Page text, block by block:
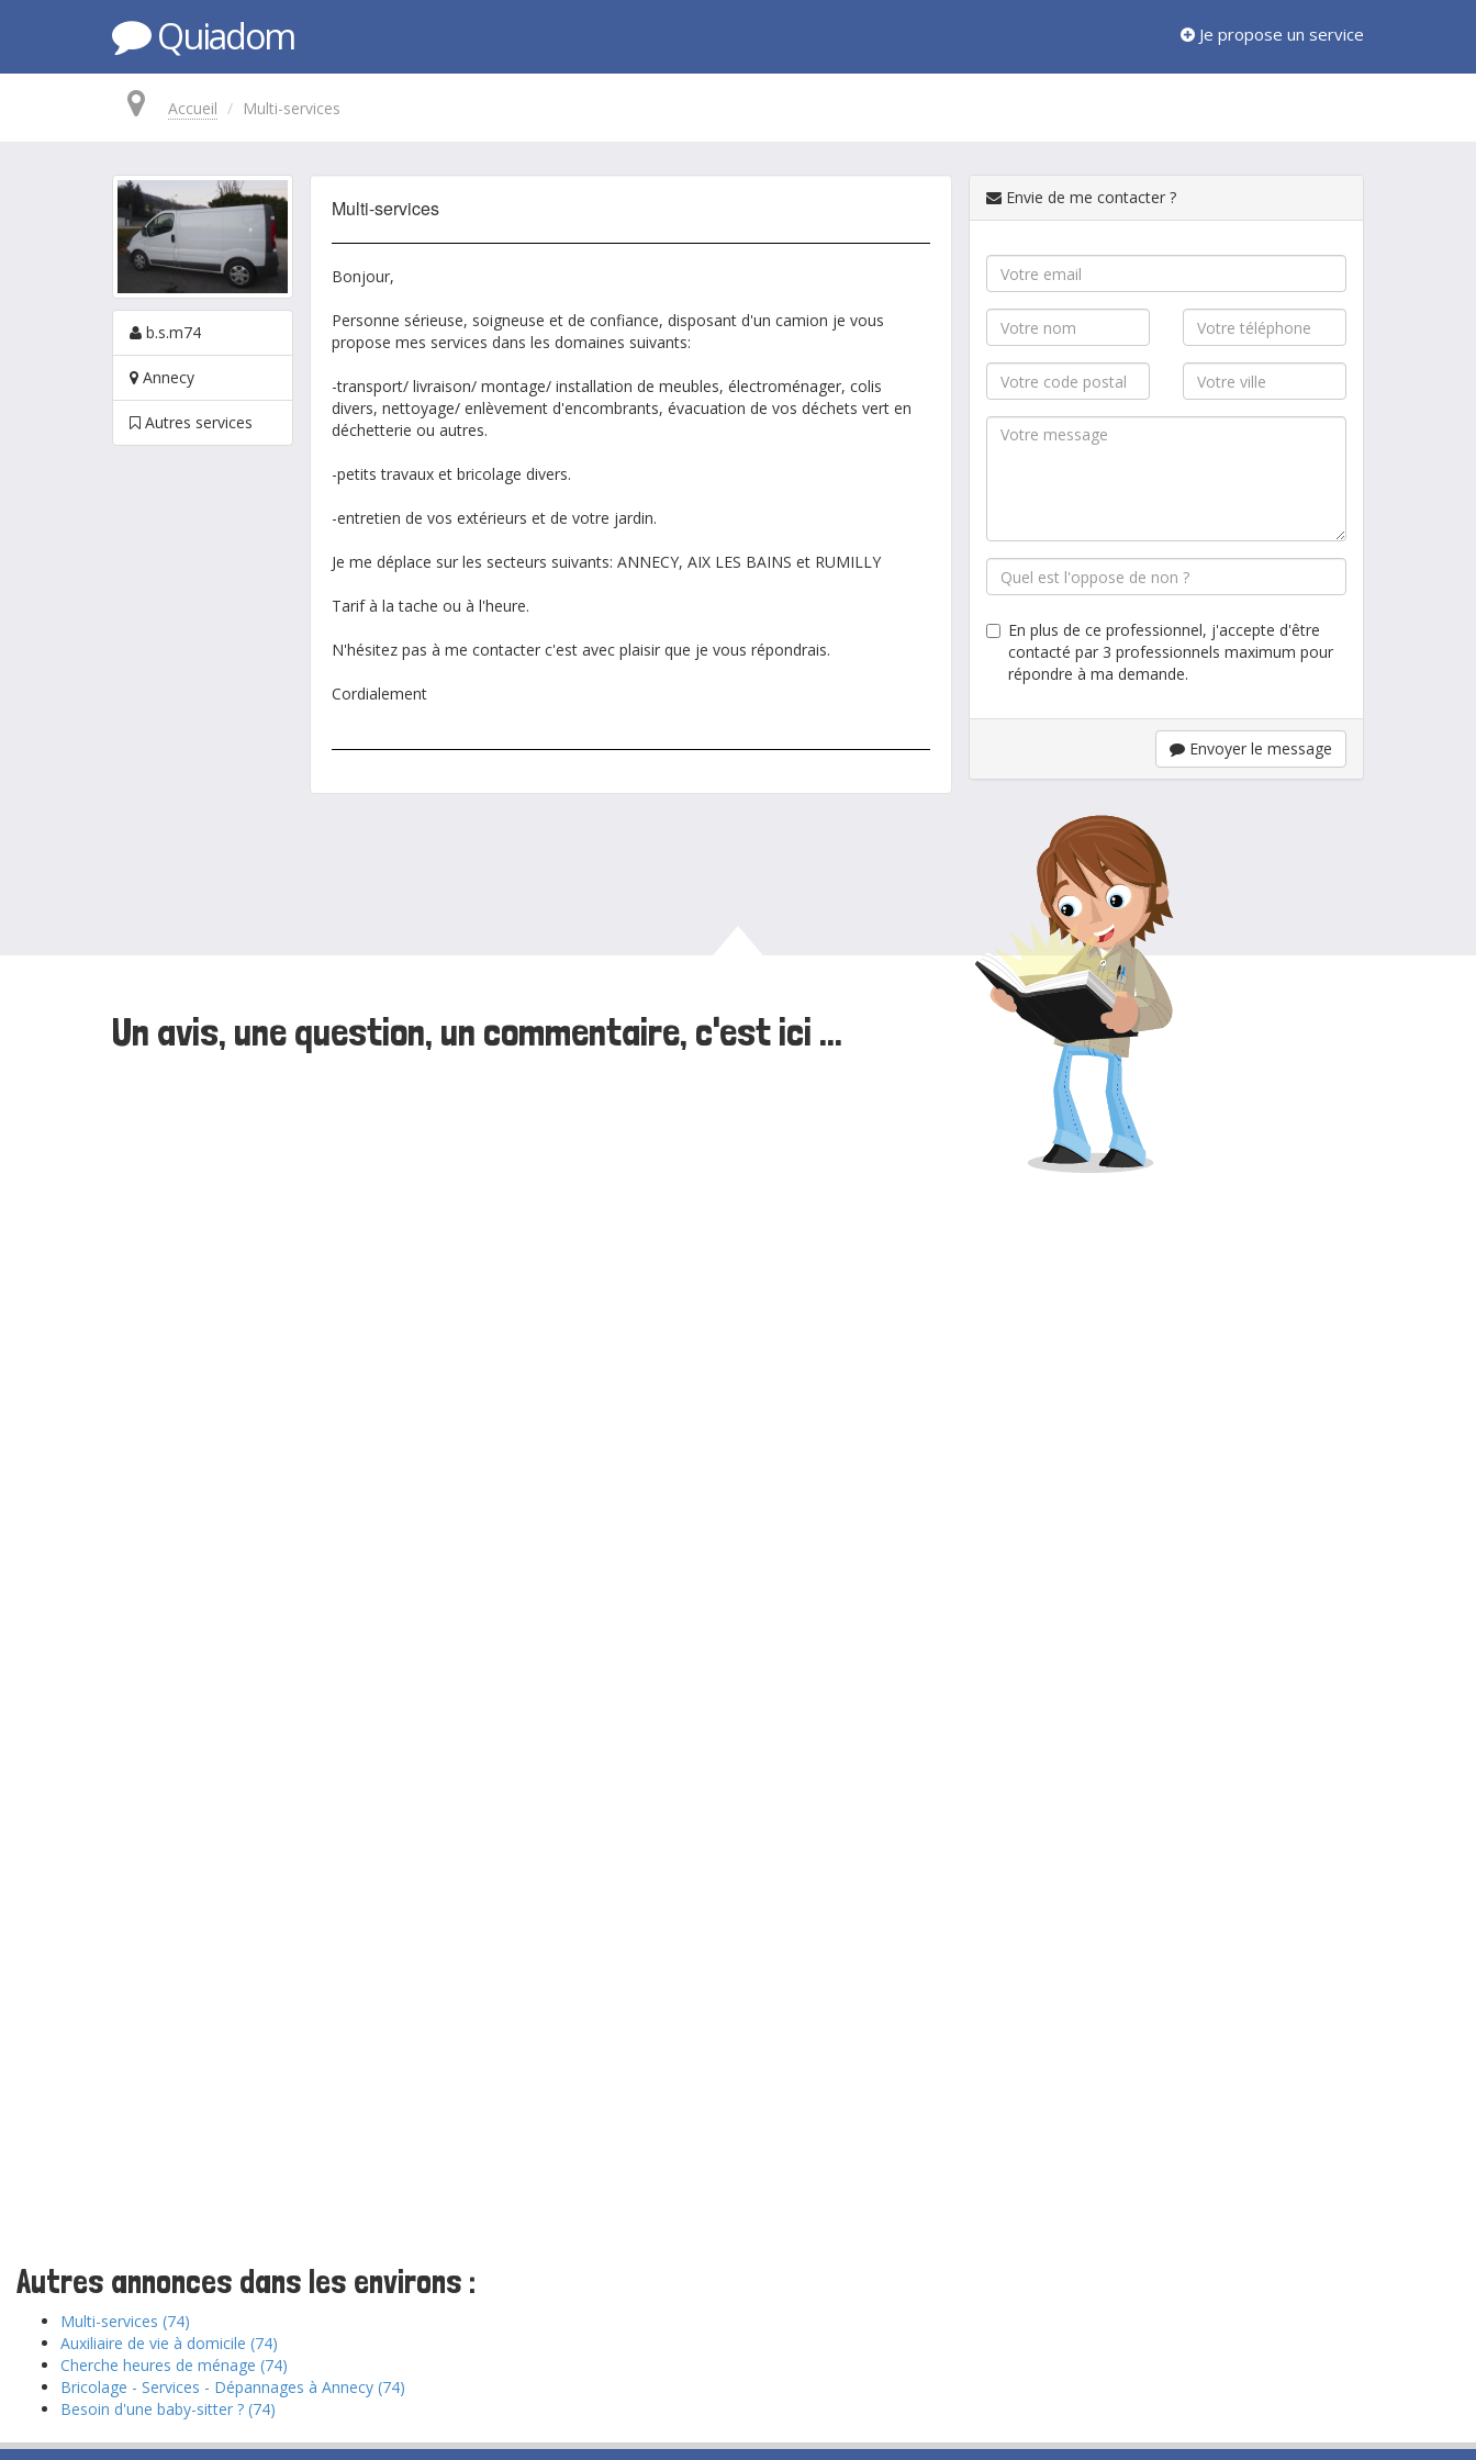
Quiadom Je propose un service
Accueil Multi-services
b.s.m74
Annecy
Autres services
Multi-services
Bonjour,
Personne sérieuse, soigneuse et de confiance, disposant d'un camion je vous
propose mes services dans les domaines suivants:
-transport/ livraison/ montage/ installation de meubles, électroménager, colis
divers, nettoyage/ enlèvement d'encombrants, évacuation de vos déchets vert en
déchetterie ou autres.
-petits travaux et bricolage divers.
-entretien de vos extérieurs et de votre jardin.
Je me déplace sur les secteurs suivants: ANNECY, AIX LES BAINS et RUMILLY
Tarif à la tache ou à l'heure.
N'hésitez pas à me contacter c'est avec plaisir que je vous répondrais.
Cordialement
Envie de me contacter ?
En plus de ce professionnel, j'accepte d'être
contacté par 3 professionnels maximum pour
répondre à ma demande.
Envoyer le message
Un avis, une question, un commentaire, c'est ici ...
Autres annonces dans les environs :
Multi-services (74)
Auxiliaire de vie à domicile (74)
Cherche heures de ménage (74)
Bricolage - Services - Dépannages à Annecy (74)
Besoin d'une baby-sitter ? (74)